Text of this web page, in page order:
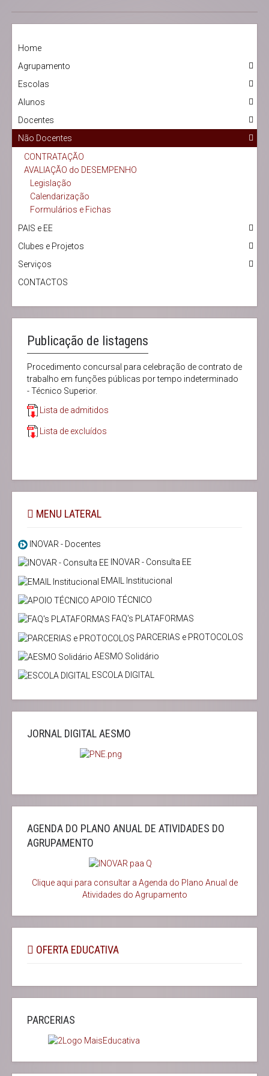
Home
Agrupamento
Escolas
Alunos
Docentes
Não Docentes
CONTRATAÇÃO
AVALIAÇÃO do DESEMPENHO
Legislação
Calendarização
Formulários e Fichas
PAIS e EE
Clubes e Projetos
Serviços
CONTACTOS
Publicação de listagens
Procedimento concursal para celebração de contrato de
trabalho em funções públicas por tempo indeterminado
- Técnico Superior.
Lista de admitidos
Lista de excluídos
MENU LATERAL
INOVAR - Docentes
INOVAR - Consulta EE
EMAIL Institucional
APOIO TÉCNICO
FAQ's PLATAFORMAS
PARCERIAS e PROTOCOLOS
AESMO Solidário
ESCOLA DIGITAL
JORNAL DIGITAL AESMO
AGENDA DO PLANO ANUAL DE ATIVIDADES DO
AGRUPAMENTO
Clique aqui para consultar a Agenda do Plano Anual de
Atividades do Agrupamento
OFERTA EDUCATIVA
PARCERIAS